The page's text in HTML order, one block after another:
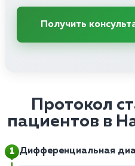
Получить
Протокол
пациентов в
Дифференциальная